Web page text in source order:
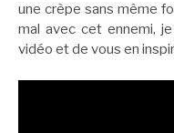
une crèpe sans même
mal avec cet ennemi,
vidéo et de vous en